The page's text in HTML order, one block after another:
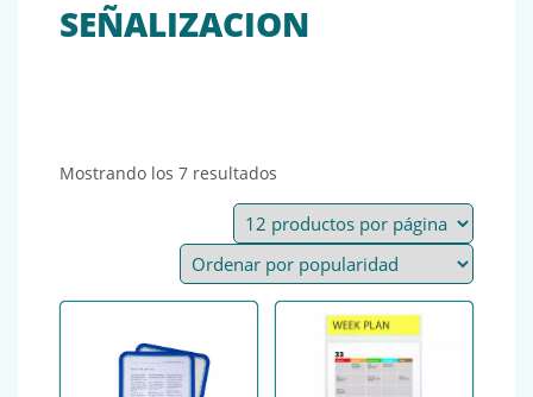
SEÑALIZACION
Mostrando los 7 resultados